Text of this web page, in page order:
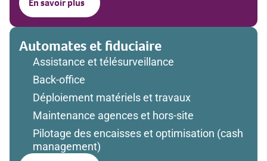
En savoir plus
Automates et fiduciaire
Assistance et télésurveillance
Back-office
Déploiement matériels et travaux
Maintenance agences et hors-site
Pilotage des encaisses et optimisation (cash
management)